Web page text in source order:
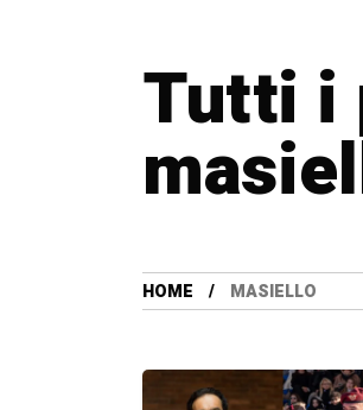
Tutti i
HOME MASIELLO